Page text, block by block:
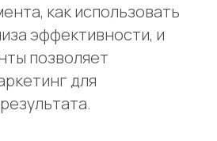
как использовать
эффективности, и
позволяет
для